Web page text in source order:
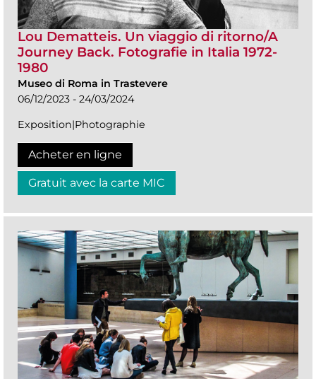
Lou Dematteis. Un viaggio di ritorno/A
Journey Back. Fotografie in Italia 1972-
1980
Museo di Roma in Trastevere
06/12/2023 - 24/03/2024
Exposition|Photographie
Acheter en ligne
Gratuit avec la carte MIC